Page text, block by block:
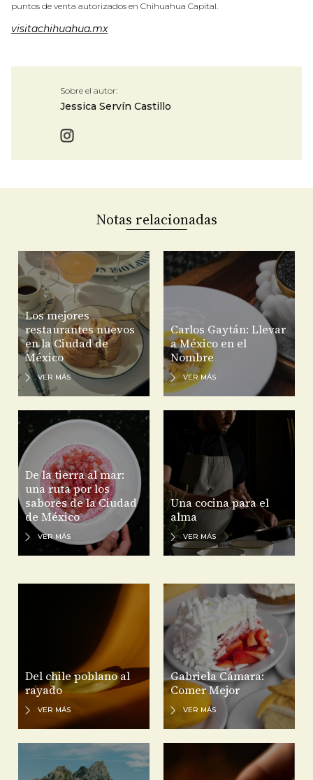
puntos de venta autorizados en Chihuahua Capital.
visitachihuahua.mx
Sobre el autor:
Jessica Servín Castillo
Notas relacionadas
Los mejores
restaurantes nuevos
en la Ciudad de
México
VER MÁS
Carlos Gaytán: Llevar
a México en el
Nombre
VER MÁS
De la tierra al mar:
una ruta por los
sabores de la Ciudad
de México
VER MÁS
Una cocina para el
alma
VER MÁS
Del chile poblano al
rayado
VER MÁS
Gabriela Cámara:
Comer Mejor
VER MÁS